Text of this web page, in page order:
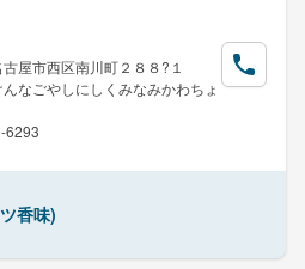
屋市西区南川町２８８?１
なごやしにしくみなみかわちょ
6293
香味)